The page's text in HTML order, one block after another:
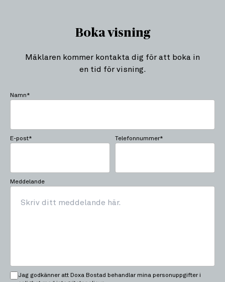
Boka visning
Mäklaren kommer kontakta dig för att boka in
en tid för visning.
Namn*
E-post* Telefonnummer*
Meddelande
Jag godkänner att Doxa Bostad behandlar mina personuppgifter i